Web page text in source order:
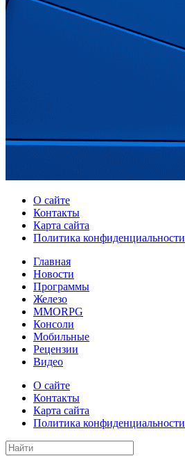
О сайте
Контакты
Карта сайта
Политика конфиденциальности
Главная
Новости
Программы
Железо
MMORPG
Консоли
Мобильные
Рецензии
Видео
О сайте
Контакты
Карта сайта
Политика конфиденциальности